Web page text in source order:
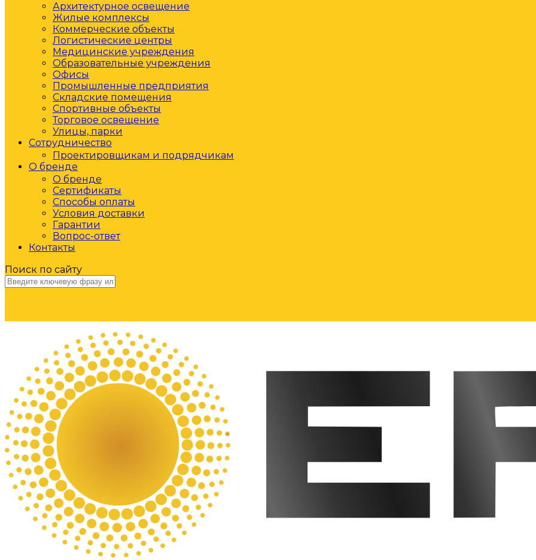
Архитектурное освещение
Жилые комплексы
Коммерческие объекты
Логистические центры
Медицинские учреждения
Образовательные учреждения
Офисы
Промышленные предприятия
Складские помещения
Спортивные объекты
Торговое освещение
Улицы, парки
Сотрудничество
Проектировщикам и подрядчикам
О бренде
О бренде
Сертификаты
Способы оплаты
Условия доставки
Гарантии
Вопрос-ответ
Контакты
Поиск по сайту